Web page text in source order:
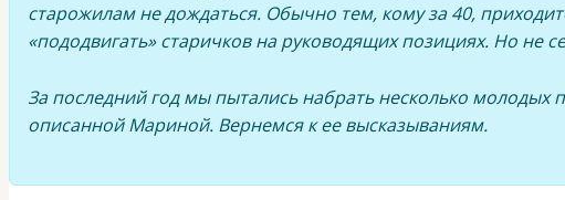
старожилам не дождаться. Обычно тем, кому за 40,
«пододвигать» старичков на руководящих позициях. Но не
За последний год мы пытались набрать несколько молодых
описанной Мариной. Вернемся к ее высказываниям.